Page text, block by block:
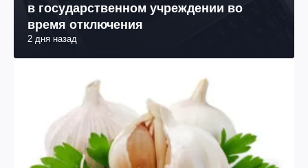
в государственном учреждении во
время отключения
2 дня назад